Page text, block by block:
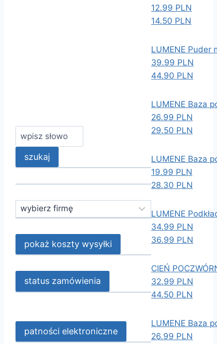
12.99 PLN
14.50 PLN
LUMENE Puder
39.99 PLN
44.90 PLN
LUMENE Baza
26.99 PLN
29.50 PLN
LUMENE Baza
19.99 PLN
28.30 PLN
LUMENE
34.99 PLN
36.99 PLN
CIEŃ
32.99 PLN
44.50 PLN
LUMENE Baza
26.99 PLN